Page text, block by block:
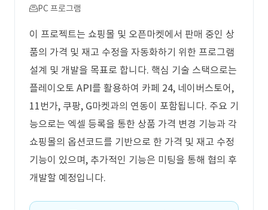
PC 프로그램
이 프로젝트는 쇼핑몰 및 오픈마켓에서 판매 중인 상
품의 가격 및 재고 수정을 자동화하기 위한 프로그램
설계 및 개발을 목표로 합니다. 핵심 기술 스택으로는
플레이오토 API를 활용하여 카페 24, 네이버스토어,
11번가, 쿠팡, G마켓과의 연동이 포함됩니다. 주요 기
능으로는 엑셀 등록을 통한 상품 가격 변경 기능과 각
쇼핑몰의 옵션코드를 기반으로 한 가격 및 재고 수정
기능이 있으며, 추가적인 기능은 미팅을 통해 협의 후
개발할 예정입니다.